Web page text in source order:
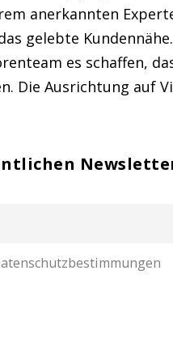
anerkannten
gelebte
es schaffen,
Die Ausrichtung auf